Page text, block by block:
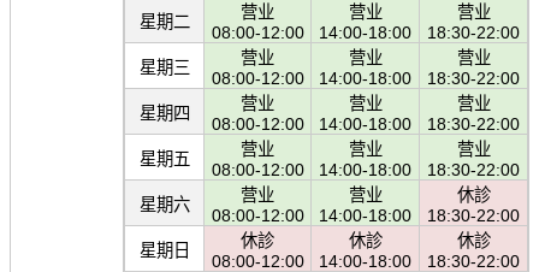
星期二
营业
08:00-12:00
营业
14:00-18:00
营业
18:30-22:00
星期三
营业
08:00-12:00
营业
14:00-18:00
营业
18:30-22:00
星期四
营业
08:00-12:00
营业
14:00-18:00
营业
18:30-22:00
星期五
营业
08:00-12:00
营业
14:00-18:00
营业
18:30-22:00
星期六
营业
08:00-12:00
营业
14:00-18:00
休診
18:30-22:00
星期日
休診
08:00-12:00
休診
14:00-18:00
休診
18:30-22:00